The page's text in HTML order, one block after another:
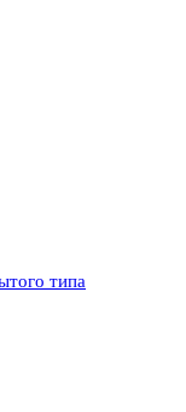
типа